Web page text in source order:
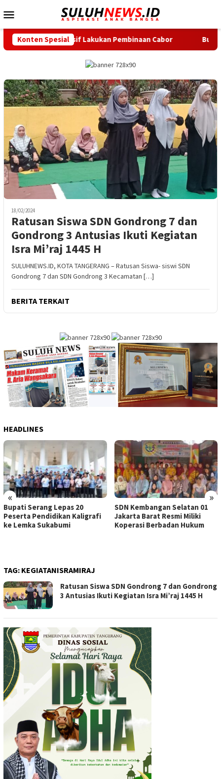
ke
Mobile
Konten Spesial
Lakukan Pembinaan Cabor Bupati Serang
18/02/2024
Ratusan Siswa SDN Gondrong 7 dan
Gondrong 3 Antusias Ikuti Kegiatan
Isra Mi’raj 1445 H
SULUHNEWS.ID, KOTA TANGERANG – Ratusan Siswa- siswi SDN
Gondrong 7 dan SDN Gondrong 3 Kecamatan […]
BERITA TERKAIT
HEADLINES
« »
Bupati Serang Lepas 20
Peserta Pendidikan Kaligrafi
ke Lemka Sukabumi
SDN Kembangan Selatan 01
Jakarta Barat Resmi Miliki
Koperasi Berbadan Hukum
TAG: KEGIATANISRAMIRAJ
Ratusan Siswa SDN Gondrong 7 dan Gondrong
3 Antusias Ikuti Kegiatan Isra Mi’raj 1445 H